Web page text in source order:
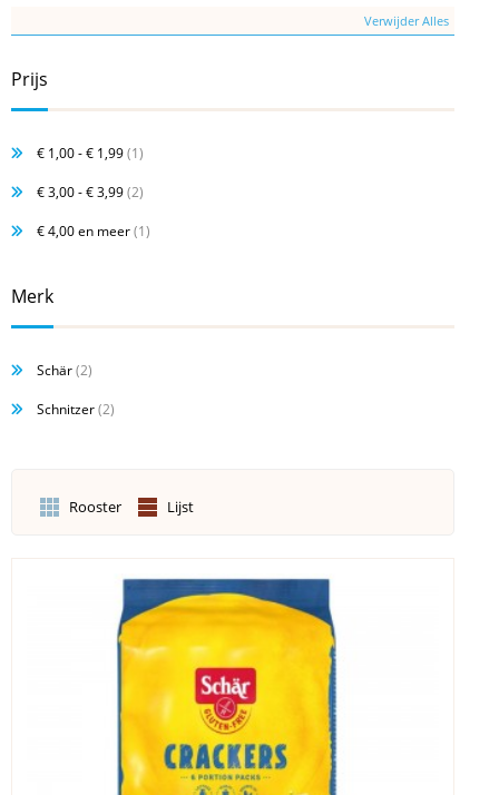
Verwijder Alles
Prijs
€ 1,00-€ 1,99(1)
€ 3,00-€ 3,99(2)
€ 4,00en meer(1)
Merk
Schär(2)
Schnitzer(2)
Rooster Lijst